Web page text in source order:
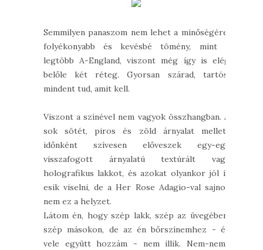
Semmilyen panaszom nem lehet a minőségére,
folyékonyabb és kevésbé tömény, mint a
legtöbb A-England, viszont még így is elég
belőle két réteg. Gyorsan szárad, tartós,
mindent tud, amit kell.
Viszont a színével nem vagyok összhangban. A
sok sötét, piros és zöld árnyalat mellett
időnként szívesen előveszek egy-egy
visszafogott árnyalatú textúrált vagy
holografikus lakkot, és azokat olyankor jól is
esik viselni, de a Her Rose Adagio-val sajnos
nem ez a helyzet.
Látom én, hogy szép lakk, szép az üvegében,
szép másokon, de az én bőrszínemhez - és
vele együtt hozzám - nem illik. Nem-nem-